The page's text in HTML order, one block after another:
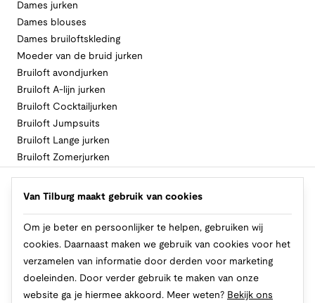
Dames jurken
Dames blouses
Dames bruiloftskleding
Moeder van de bruid jurken
Bruiloft avondjurken
Bruiloft A-lijn jurken
Bruiloft Cocktailjurken
Bruiloft Jumpsuits
Bruiloft Lange jurken
Bruiloft Zomerjurken
Volg Van Tilburg
Makkelijk en veilig betalen
Van Tilburg maakt gebruik van cookies
Om je beter en persoonlijker te helpen, gebruiken wij
cookies. Daarnaast maken we gebruik van cookies voor het
verzamelen van informatie door derden voor marketing
doeleinden. Door verder gebruik te maken van onze
website ga je hiermee akkoord. Meer weten? Bekijk ons